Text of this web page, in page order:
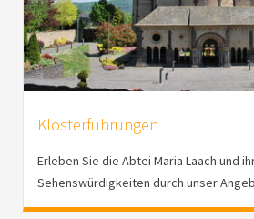
Klosterführungen
Erleben Sie die Abtei Maria Laach und
Sehenswürdigkeiten durch unser